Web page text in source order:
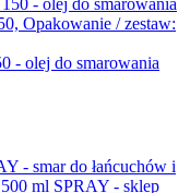
- olej do smarowania